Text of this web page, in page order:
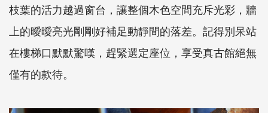
枝葉的活力越過窗台，讓整個木色空間充斥光彩，牆
上的曖曖亮光剛剛好補足動靜間的落差。記得別呆站
在樓梯口默默驚嘆，趕緊選定座位，享受真古館絕無
僅有的款待。